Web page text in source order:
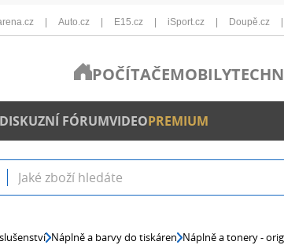
Auto.cz E15.cz iSport.cz Doupě.cz
POČÍTAČEMOBILY
DISKUZNÍ FÓRUMVIDEOPREMIUM
Náplně a barvy do tiskáren Náplně a tonery -